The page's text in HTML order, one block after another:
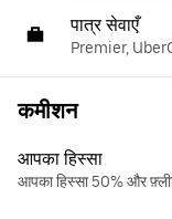
पात्र सेवाएँ
Premier,
कमीशन
आपका हिस्सा
आपका हिस्सा 50% और